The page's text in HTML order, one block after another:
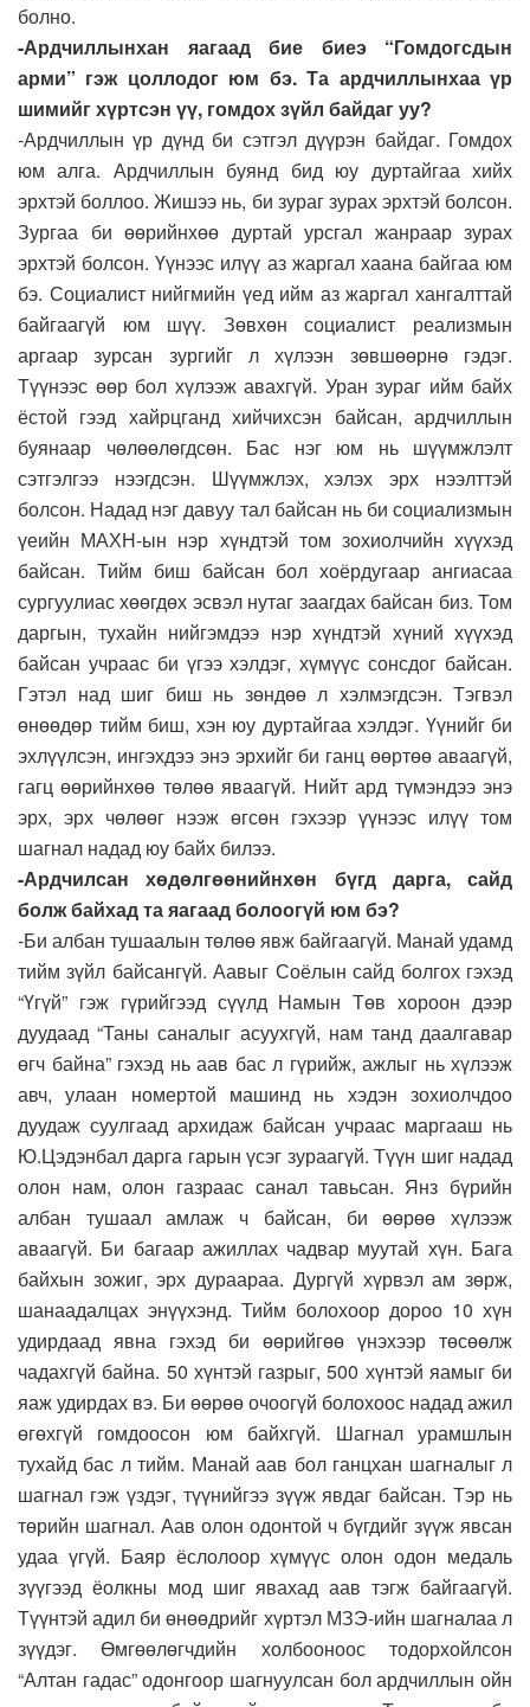
болно.
-Ардчиллынхан яагаад бие биеэ “Гомдогсдын
арми” гэж цоллодог юм бэ. Та ардчиллынхаа үр
шимийг хүртсэн үү, гомдох зүйл байдаг уу?
-Ардчиллын үр дүнд би сэтгэл дүүрэн байдаг. Гомдох
юм алга. Ардчиллын буянд бид юу дуртайгаа хийх
эрхтэй боллоо. Жишээ нь, би зураг зурах эрхтэй болсон.
Зургаа би өөрийнхөө дуртай урсгал жанраар зурах
эрхтэй болсон. Үүнээс илүү аз жаргал хаана байгаа юм
бэ. Социалист нийгмийн үед ийм аз жаргал хангалттай
байгаагүй юм шүү. Зөвхөн социалист реализмын
аргаар зурсан зургийг л хүлээн зөвшөөрнө гэдэг.
Түүнээс өөр бол хүлээж авахгүй. Уран зураг ийм байх
ёстой гээд хайрцганд хийчихсэн байсан, ардчиллын
буянаар чөлөөлөгдсөн. Бас нэг юм нь шүүмжлэлт
сэтгэлгээ нээгдсэн. Шүүмжлэх, хэлэх эрх нээлттэй
болсон. Надад нэг давуу тал байсан нь би социализмын
үеийн МАХН-ын нэр хүндтэй том зохиолчийн хүүхэд
байсан. Тийм биш байсан бол хоёрдугаар ангиасаа
сургуулиас хөөгдөх эсвэл нутаг заагдах байсан биз. Том
даргын, тухайн нийгэмдээ нэр хүндтэй хүний хүүхэд
байсан учраас би үгээ хэлдэг, хүмүүс сонсдог байсан.
Гэтэл над шиг биш нь зөндөө л хэлмэгдсэн. Тэгвэл
өнөөдөр тийм биш, хэн юу дуртайгаа хэлдэг. Үүнийг би
эхлүүлсэн, ингэхдээ энэ эрхийг би ганц өөртөө аваагүй,
гагц өөрийнхөө төлөө яваагүй. Нийт ард түмэндээ энэ
эрх, эрх чөлөөг нээж өгсөн гэхээр үүнээс илүү том
шагнал надад юу байх билээ.
-Ардчилсан хөдөлгөөнийнхөн бүгд дарга, сайд
болж байхад та яагаад болоогүй юм бэ?
-Би албан тушаалын төлөө явж байгаагүй. Манай удамд
тийм зүйл байсангүй. Аавыг Соёлын сайд болгох гэхэд
“Үгүй” гэж гүрийгээд сүүлд Намын Төв хороон дээр
дуудаад “Таны саналыг асуухгүй, нам танд даалгавар
өгч байна” гэхэд нь аав бас л гүрийж, ажлыг нь хүлээж
авч, улаан номертой машинд нь хэдэн зохиолчдоо
дуудаж суулгаад архидаж байсан учраас маргааш нь
Ю.Цэдэнбал дарга гарын үсэг зураагүй. Түүн шиг надад
олон нам, олон газраас санал тавьсан. Янз бүрийн
албан тушаал амлаж ч байсан, би өөрөө хүлээж
аваагүй. Би багаар ажиллах чадвар муутай хүн. Бага
байхын зожиг, эрх дураараа. Дургүй хүрвэл ам зөрж,
шанаадалцах энүүхэнд. Тийм болохоор дороо 10 хүн
удирдаад явна гэхэд би өөрийгөө үнэхээр төсөөлж
чадахгүй байна. 50 хүнтэй газрыг, 500 хүнтэй яамыг би
яаж удирдах вэ. Би өөрөө очоогүй болохоос надад ажил
өгөхгүй гомдоосон юм байхгүй. Шагнал урамшлын
тухайд бас л тийм. Манай аав бол ганцхан шагналыг л
шагнал гэж үздэг, түүнийгээ зүүж явдаг байсан. Тэр нь
төрийн шагнал. Аав олон одонтой ч бүгдийг зүүж явсан
удаа үгүй. Баяр ёслолоор хүмүүс олон одон медаль
зүүгээд ёолкны мод шиг явахад аав тэгж байгаагүй.
Түүнтэй адил би өнөөдрийг хүртэл МЗЭ-ийн шагналаа л
зүүдэг. Өмгөөлөгчдийн холбооноос тодорхойлсон
“Алтан гадас” одонгоор шагнуулсан бол ардчиллын ойн